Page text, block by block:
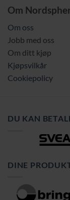
Om
Om oss
Jobb med oss
Om ditt kjøp
Kjøpsvilkår
Cookiepolicy
DU KAN
DINE